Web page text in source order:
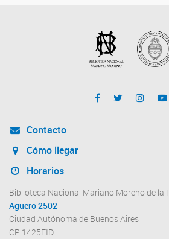
Contacto
Cómo llegar
Horarios
Biblioteca Nacional Mariano Moreno de la
Agüero 2502
Ciudad Autónoma de Buenos Aires
CP 1425EID